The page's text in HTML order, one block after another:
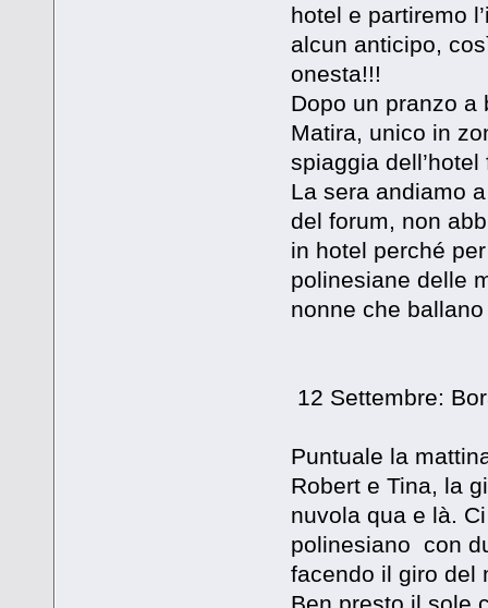
hotel e partiremo
alcun anticipo,
onesta!!!
Dopo un pranzo a
Matira, unico in
spiaggia
La sera andiamo
del forum, non
in hotel perché
polinesiane delle
nonne che
12 Settembre:
Puntuale la
Robert e Tina, la
nuvola qua e là.
polinesiano con
facendo il giro